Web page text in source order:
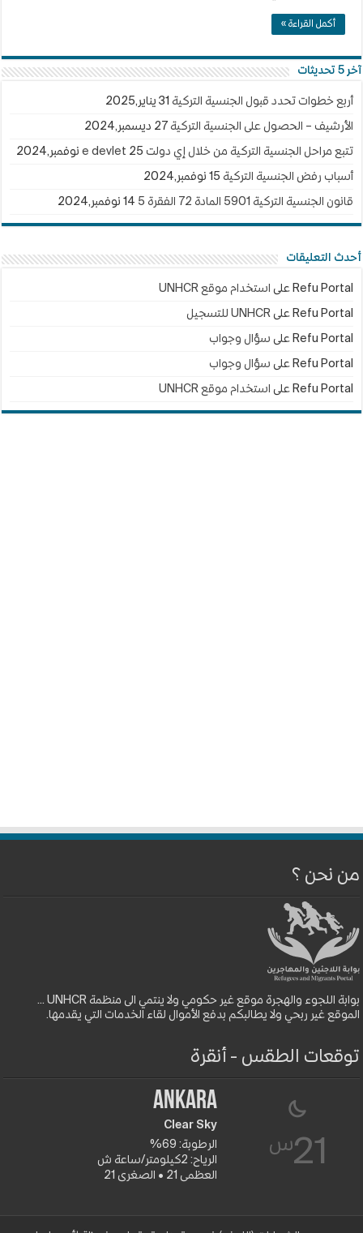
أكمل القراءة »
آخر 5 تحديثات
أربع خطوات تحدد قبول الجنسية التركية 31 يناير,2025
الأرشيف – الحصول على الجنسية التركية 27 ديسمبر,2024
تتبع مراحل الجنسية التركية من خلال إي دولت e devlet 25 نوفمبر,2024
أسباب رفض الجنسية التركية 15 نوفمبر,2024
قانون الجنسية التركية 5901 المادة 72 الفقرة 5 14 نوفمبر,2024
أحدث التعليقات
Refu Portal على استخدام موقع UNHCR
Refu Portal علىUNHCR للتسجيل
Refu Portal على سؤال وجواب
Refu Portal على سؤال وجواب
Refu Portal على استخدام موقع UNHCR
من نحن ؟
بوابة اللجوء والهجرة موقع غير حكومي ولا ينتمي الى منظمة UNHCR ...
الموقع غير ربحي ولا يطالبكم بدفع الأموال لقاء الخدمات التي يقدمها.
توقعات الطقس - أنقرة
21س
Ankara
Clear Sky
الرطوبة: 69%
الرياح: 2كيلومتر/ساعة ش
العظمى 21 • الصغرى 21